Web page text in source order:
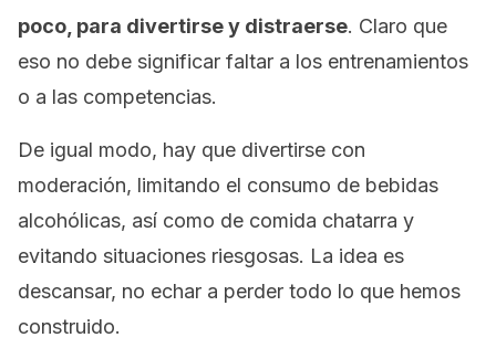
poco, para divertirse y distraerse. Claro que
eso no debe significar faltar a los entrenamientos
o a las competencias.
De igual modo, hay que divertirse con
moderación, limitando el consumo de bebidas
alcohólicas, así como de comida chatarra y
evitando situaciones riesgosas. La idea es
descansar, no echar a perder todo lo que hemos
construido.